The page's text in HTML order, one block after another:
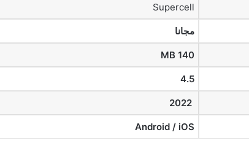
Supercell
مجانا
140 MB
4.5
Android / iOS